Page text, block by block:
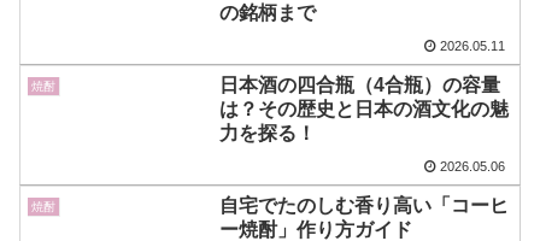
の銘柄まで
2026.05.11
焼酎
日本酒の四合瓶（4合瓶）の容量
は？その歴史と日本の酒文化の魅
力を探る！
2026.05.06
焼酎
自宅でたのしむ香り高い「コーヒ
ー焼酎」作り方ガイド